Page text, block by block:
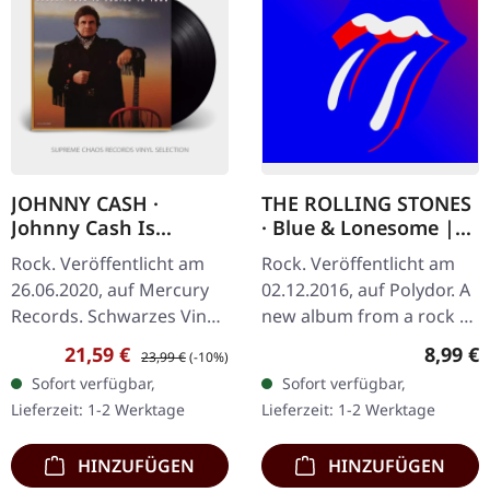
JOHNNY CASH ·
Johnny Cash Is
Coming To Town
(Remastered) | BLACK
LP
Rock. Veröffentlicht am
26.06.2020, auf Mercury
Records. Schwarzes Vinyl.
Neu gemasterte Auflage.
Der Mann in Schwarz
meldet sich zurück mit
einer…
Verkaufspreis:
21,59 € Regulärer Preis:
23,99 €(-10%)
Sofort verfügbar,
Lieferzeit: 1-2 Werktage
HINZUFÜGEN
THE ROLLING STONES
· Blue & Lonesome |
DIGI
Rock. Veröffentlicht am
02.12.2016, auf Polydor. A
new album from a rock n
edition digipak Just Your
Fool Commit A Crime
Blue…
8,99 €
Sofort verfügbar,
Lieferzeit: 1-2 Werktage
HINZUFÜGEN